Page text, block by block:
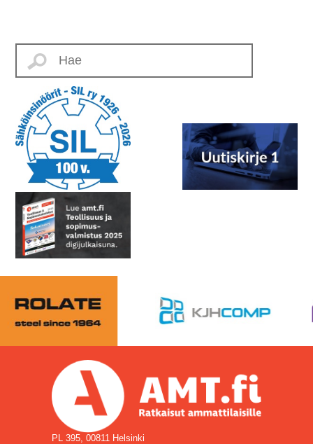
PL 395, 00811 Helsinki